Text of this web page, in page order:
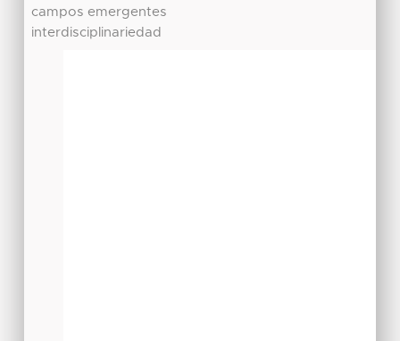
campos emergentes
interdisciplinariedad